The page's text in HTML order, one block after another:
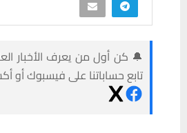
🔔 كن أول من يعرف الأخبار
تابع حساباتنا على فيسبوك أو